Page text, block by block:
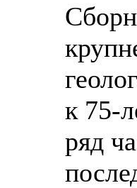
к 75-
ряд